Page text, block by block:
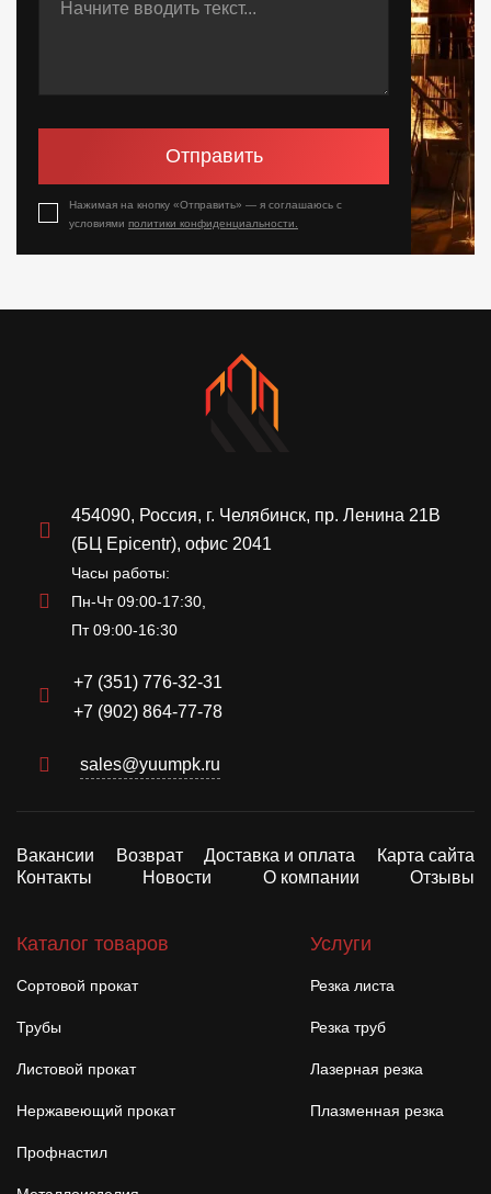
Отправить
Нажимая на кнопку «Отправить» — я соглашаюсь с
условиями политики конфиденциальности.
454090, Россия, г. Челябинск, пр. Ленина 21В
(БЦ Epicentr), офис 2041
Часы работы:
Пн-Чт 09:00-17:30,
Пт 09:00-16:30
+7 (351) 776-32-31
+7 (902) 864-77-78
sales@yuumpk.ru
Вакансии Возврат Доставка и оплата
Карта сайта
Контакты
Новости О компании Отзывы
Каталог товаров
Сортовой прокат
Трубы
Листовой прокат
Нержавеющий прокат
Профнастил
Услуги
Резка листа
Резка труб
Лазерная резка
Плазменная резка